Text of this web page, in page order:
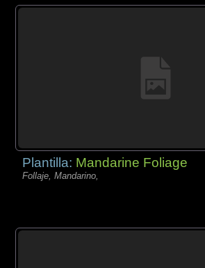
Plantilla: Mandarine Foliage
Follaje, Mandarino,